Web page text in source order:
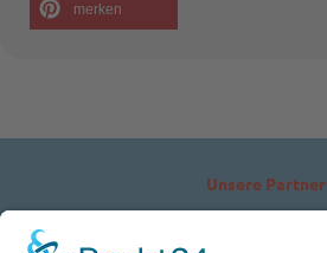
merken
Unsere Partner